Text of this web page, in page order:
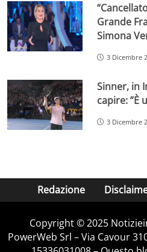
Grande
Simona
3 Dicembre
Sinner, in
capire: ”È
3 Dicembre
Redazione
Copyright © 2025
PowerWeb Srl – Via Cavour